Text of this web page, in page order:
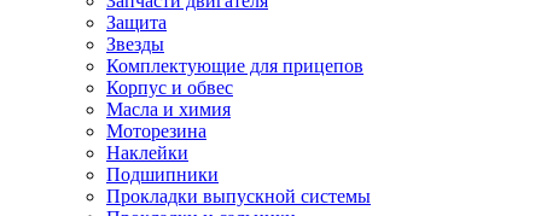
Защита
Звезды
Комплектующие для прицепов
Корпус и обвес
Масла и химия
Моторезина
Наклейки
Подшипники
Прокладки выпускной системы